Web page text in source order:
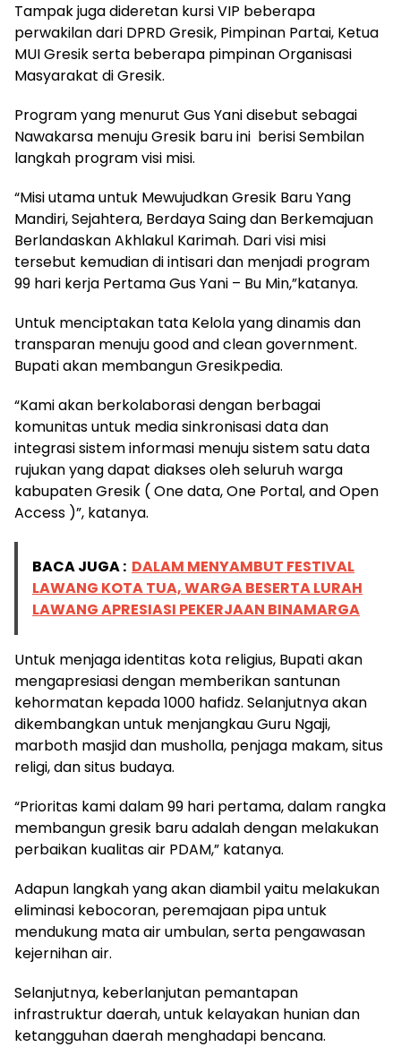
Tampak juga dideretan kursi VIP beberapa
perwakilan dari DPRD Gresik, Pimpinan Partai, Ketua
MUI Gresik serta beberapa pimpinan Organisasi
Masyarakat di Gresik.
Program yang menurut Gus Yani disebut sebagai
Nawakarsa menuju Gresik baru ini berisi Sembilan
langkah program visi misi.
“Misi utama untuk Mewujudkan Gresik Baru Yang
Mandiri, Sejahtera, Berdaya Saing dan Berkemajuan
Berlandaskan Akhlakul Karimah. Dari visi misi
tersebut kemudian di intisari dan menjadi program
99 hari kerja Pertama Gus Yani – Bu Min,”katanya.
Untuk menciptakan tata Kelola yang dinamis dan
transparan menuju good and clean government.
Bupati akan membangun Gresikpedia.
“Kami akan berkolaborasi dengan berbagai
komunitas untuk media sinkronisasi data dan
integrasi sistem informasi menuju sistem satu data
rujukan yang dapat diakses oleh seluruh warga
kabupaten Gresik ( One data, One Portal, and Open
Access )”, katanya.
BACA JUGA : DALAM MENYAMBUT FESTIVAL
LAWANG KOTA TUA, WARGA BESERTA LURAH
LAWANG APRESIASI PEKERJAAN BINAMARGA
Untuk menjaga identitas kota religius, Bupati akan
mengapresiasi dengan memberikan santunan
kehormatan kepada 1000 hafidz. Selanjutnya akan
dikembangkan untuk menjangkau Guru Ngaji,
marboth masjid dan musholla, penjaga makam, situs
religi, dan situs budaya.
“Prioritas kami dalam 99 hari pertama, dalam rangka
membangun gresik baru adalah dengan melakukan
perbaikan kualitas air PDAM,” katanya.
Adapun langkah yang akan diambil yaitu melakukan
eliminasi kebocoran, peremajaan pipa untuk
mendukung mata air umbulan, serta pengawasan
kejernihan air.
Selanjutnya, keberlanjutan pemantapan
infrastruktur daerah, untuk kelayakan hunian dan
ketangguhan daerah menghadapi bencana.